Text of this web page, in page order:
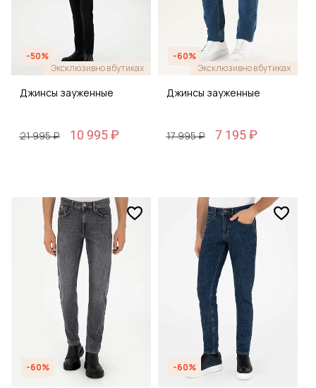
-50%
Эксклюзивно в бутиках
Джинсы зауженные
21 995 ₽ 10 995 ₽
-60%
Эксклюзивно в бутиках
Джинсы зауженные
17 995 ₽ 7 195 ₽
-60% -60%